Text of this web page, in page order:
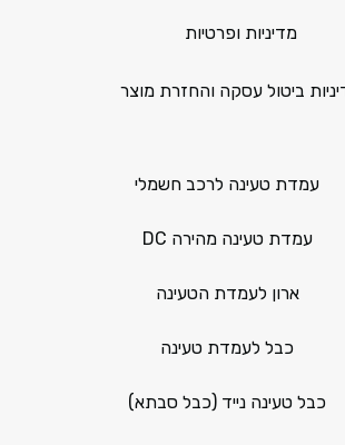
מדיניות ופרטיות
ביטול עסקה והחזרת מוצר
עמדת טעינה לרכב חשמלי
עמדת טעינה מהירה DC
ארון לעמדת הטעינה
כבל לעמדת טעינה
כבל טעינה נייד (כבל סבתא)